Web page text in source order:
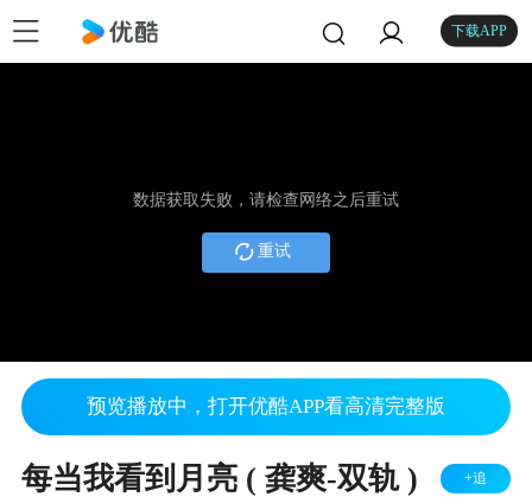
下载APP
数据获取失败，请检查网络之后重试
重试
预览播放中，打开优酷APP看高清完整版
每当我看到月亮 ( 龚爽-双轨 ) +追